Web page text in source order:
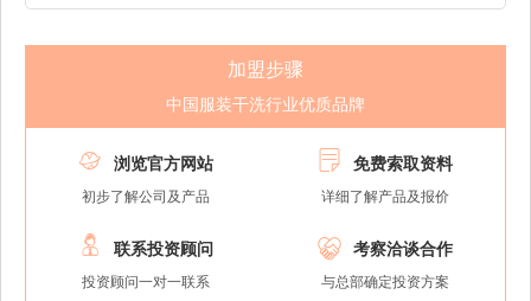
加盟步骤
中国服装干洗行业优质品牌
 浏览官方网站
初步了解公司及产品
 免费索取资料
详细了解产品及报价
 联系投资顾问
投资顾问一对一联系
 考察洽谈合作
与总部确定投资方案